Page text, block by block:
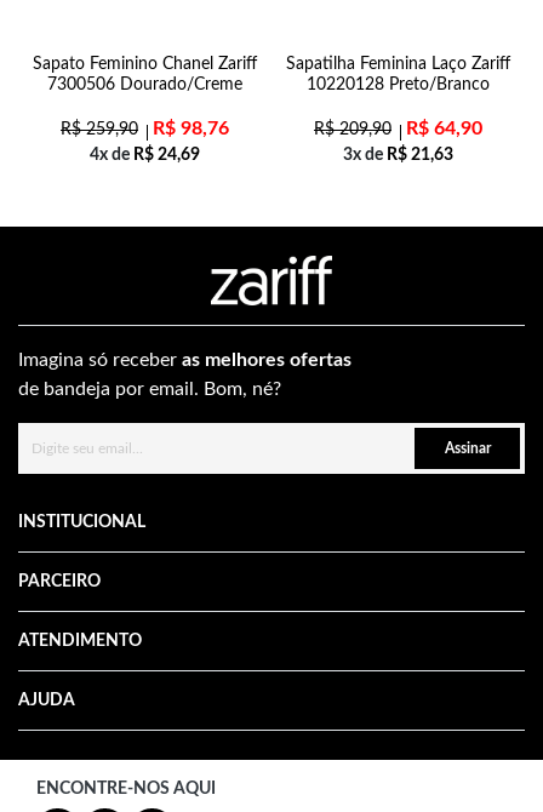
Sapato Feminino Chanel Zariff
7300506 Dourado/Creme
R$259,90 R$ 98,76
4x de R$ 24,69
Sapatilha Feminina Laço Zariff
10220128 Preto/Branco
R$209,90 R$ 64,90
3x de R$ 21,63
Imagina só receber as melhores ofertas
de bandeja por email. Bom, né?
Assinar
INSTITUCIONAL
PARCEIRO
ATENDIMENTO
AJUDA
ENCONTRE-NOS AQUI